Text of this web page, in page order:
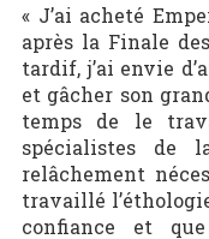
« J’ai acheté
après la Finale
tardif, j’ai envie
et gâcher son
temps de le
spécialistes de
relâchement
travaillé
confiance et